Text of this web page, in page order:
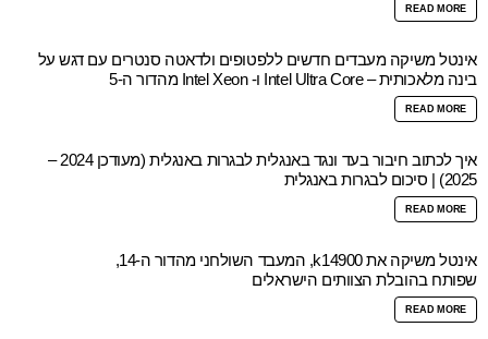
READ MORE
אינטל משיקה מעבדים חדשים ללפטופים ולדאטה סנטרים עם דגש על
בינה מלאכותית – Intel Ultra Core ו- Intel Xeon מהדור ה-5
READ MORE
איך לכתוב חיבור בעד ונגד באנגלית לבגרות באנגלית (מעודכן 2024 –
2025) | סיכום לבגרות באנגלית
READ MORE
אינטל משיקה את k14900, המעבד השולחני מהדור ה-14,
שפותח בהובלת הצוותים הישראלים
READ MORE